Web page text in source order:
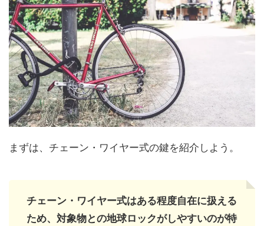
まずは、チェーン・ワイヤー式の鍵を紹介しよう。
チェーン・ワイヤー式はある程度自在に扱える
ため、対象物との地球ロックがしやすいのが特